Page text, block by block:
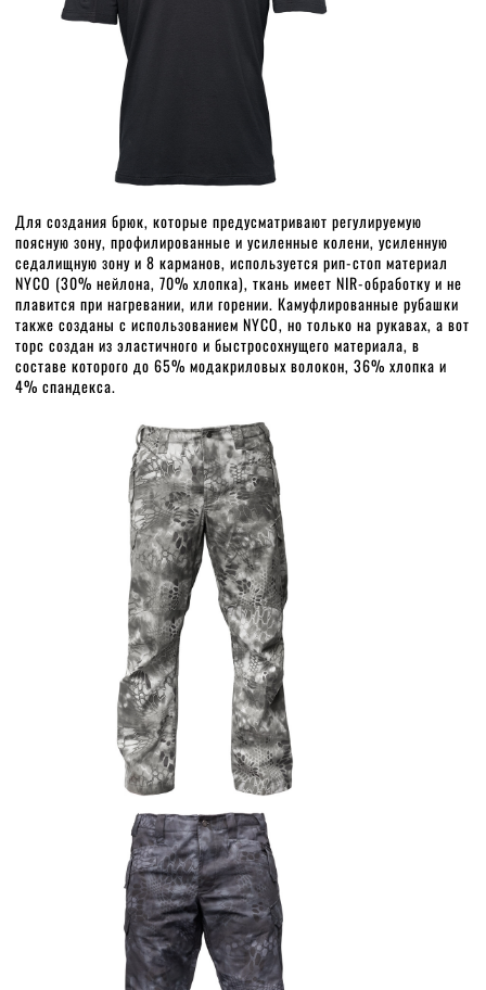
Для создания брюк, которые предусматривают регулируемую
поясную зону, профилированные и усиленные колени, усиленную
седалищную зону и 8 карманов, используется рип-стоп материал
NYCO (30% нейлона, 70% хлопка), ткань имеет NIR-обработку и не
плавится при нагревании, или горении. Камуфлированные рубашки
также созданы с использованием NYCO, но только на рукавах, а вот
торс создан из эластичного и быстросохнущего материала, в
составе которого до 65% модакриловых волокон, 36% хлопка и
4% спандекса.